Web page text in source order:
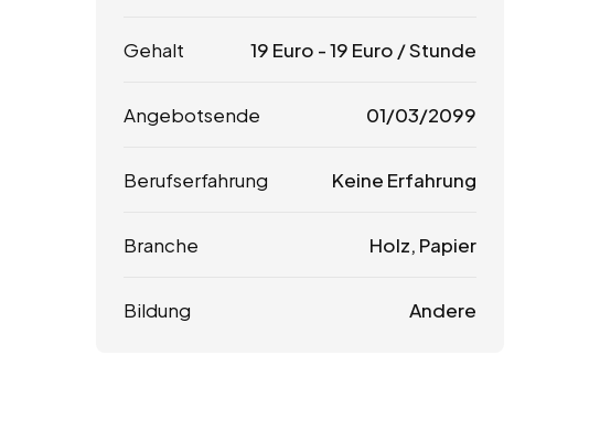
Gehalt 19 Euro -19 Euro / Stunde
Angebotsende 01/03/2099
Berufserfahrung Keine Erfahrung
Branche Holz, Papier
Bildung Andere